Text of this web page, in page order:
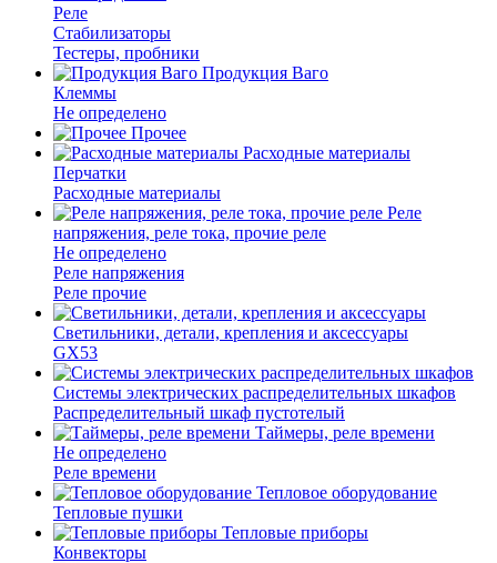
Реле
Стабилизаторы
Тестеры, пробники
Продукция Ваго
Клеммы
Не определено
Прочее
Расходные материалы
Перчатки
Расходные материалы
Реле
напряжения, реле тока, прочие реле
Не определено
Реле напряжения
Реле прочие
Светильники, детали, крепления и аксессуары
GX53
Системы электрических распределительных шкафов
Распределительный шкаф пустотелый
Таймеры, реле времени
Не определено
Реле времени
Тепловое оборудование
Тепловые пушки
Тепловые приборы
Конвекторы